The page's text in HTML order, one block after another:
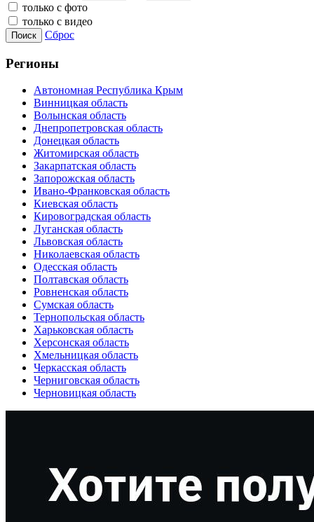
только с фото
только с видео
Поиск Сброс
Регионы
Автономная Республика Крым
Винницкая область
Волынская область
Днепропетровская область
Донецкая область
Житомирская область
Закарпатская область
Запорожская область
Ивано-Франковская область
Киевская область
Кировоградская область
Луганская область
Львовская область
Николаевская область
Одесская область
Полтавская область
Ровненская область
Сумская область
Тернопольская область
Харьковская область
Херсонская область
Хмельницкая область
Черкасская область
Черниговская область
Черновицкая область